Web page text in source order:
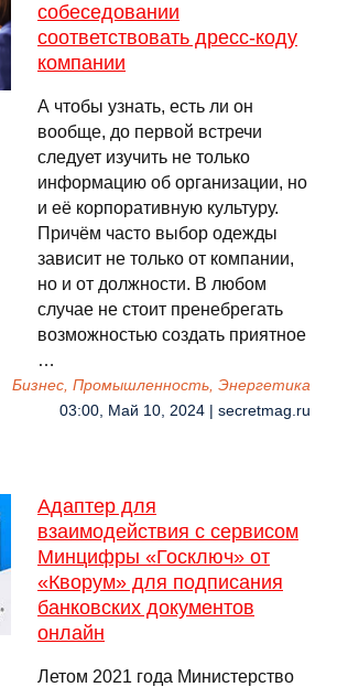
собеседовании
соответствовать дресс-коду
компании
А чтобы узнать, есть ли он
вообще, до первой встречи
следует изучить не только
информацию об организации, но
и её корпоративную культуру.
Причём часто выбор одежды
зависит не только от компании,
но и от должности. В любом
случае не стоит пренебрегать
возможностью создать приятное
…
Бизнес, Промышленность, Энергетика
03:00, Май 10, 2024 | secretmag.ru
Адаптер для
взаимодействия с сервисом
Минцифры «Госключ» от
«Кворум» для подписания
банковских документов
онлайн
Летом 2021 года Министерство